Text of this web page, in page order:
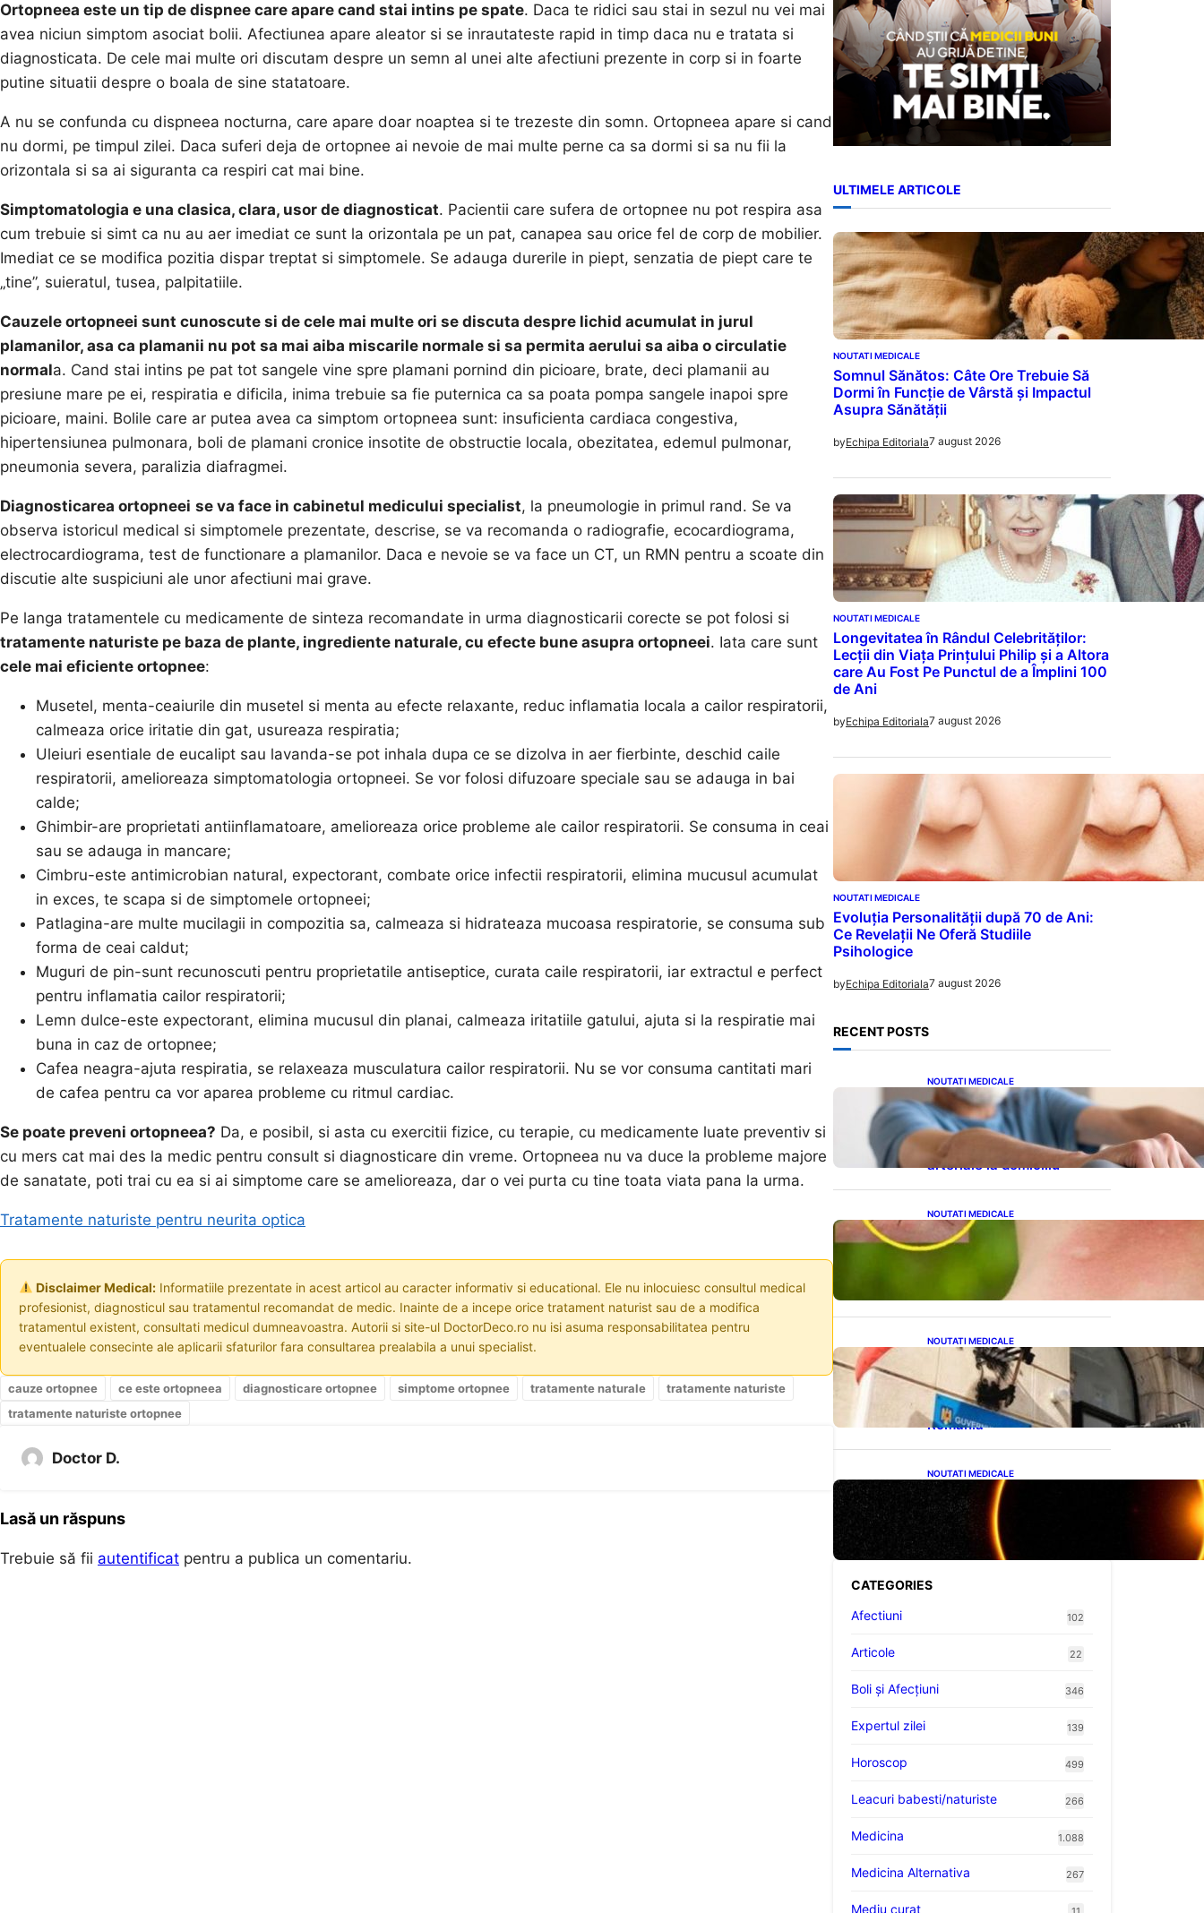
Ortopneea este un tip de dispnee care apare cand stai intins pe spate. Daca te ridici sau stai in sezul nu vei mai
avea niciun simptom asociat bolii. Afectiunea apare aleator si se inrautateste rapid in timp daca nu e tratata si
diagnosticata. De cele mai multe ori discutam despre un semn al unei alte afectiuni prezente in corp si in foarte
putine situatii despre o boala de sine statatoare.
A nu se confunda cu dispneea nocturna, care apare doar noaptea si te trezeste din somn. Ortopneea apare si cand
nu dormi, pe timpul zilei. Daca suferi deja de ortopnee ai nevoie de mai multe perne ca sa dormi si sa nu fii la
orizontala si sa ai siguranta ca respiri cat mai bine.
Simptomatologia e una clasica, clara, usor de diagnosticat. Pacientii care sufera de ortopnee nu pot respira asa
cum trebuie si simt ca nu au aer imediat ce sunt la orizontala pe un pat, canapea sau orice fel de corp de mobilier.
Imediat ce se modifica pozitia dispar treptat si simptomele. Se adauga durerile in piept, senzatia de piept care te
„tine”, suieratul, tusea, palpitatiile.
Cauzele ortopneei sunt cunoscute si de cele mai multe ori se discuta despre lichid acumulat in jurul
plamanilor, asa ca plamanii nu pot sa mai aiba miscarile normale si sa permita aerului sa aiba o circulatie
normala. Cand stai intins pe pat tot sangele vine spre plamani pornind din picioare, brate, deci plamanii au
presiune mare pe ei, respiratia e dificila, inima trebuie sa fie puternica ca sa poata pompa sangele inapoi spre
picioare, maini. Bolile care ar putea avea ca simptom ortopneea sunt: insuficienta cardiaca congestiva,
hipertensiunea pulmonara, boli de plamani cronice insotite de obstructie locala, obezitatea, edemul pulmonar,
pneumonia severa, paralizia diafragmei.
Diagnosticarea ortopneei se va face in cabinetul medicului specialist, la pneumologie in primul rand. Se va
observa istoricul medical si simptomele prezentate, descrise, se va recomanda o radiografie, ecocardiograma,
electrocardiograma, test de functionare a plamanilor. Daca e nevoie se va face un CT, un RMN pentru a scoate din
discutie alte suspiciuni ale unor afectiuni mai grave.
Pe langa tratamentele cu medicamente de sinteza recomandate in urma diagnosticarii corecte se pot folosi si
tratamente naturiste pe baza de plante, ingrediente naturale, cu efecte bune asupra ortopneei. Iata care sunt
cele mai eficiente ortopnee:
Musetel, menta-ceaiurile din musetel si menta au efecte relaxante, reduc inflamatia locala a cailor respiratorii,
calmeaza orice iritatie din gat, usureaza respiratia;
Uleiuri esentiale de eucalipt sau lavanda-se pot inhala dupa ce se dizolva in aer fierbinte, deschid caile
respiratorii, amelioreaza simptomatologia ortopneei. Se vor folosi difuzoare speciale sau se adauga in bai
calde;
Ghimbir-are proprietati antiinflamatoare, amelioreaza orice probleme ale cailor respiratorii. Se consuma in ceai
sau se adauga in mancare;
Cimbru-este antimicrobian natural, expectorant, combate orice infectii respiratorii, elimina mucusul acumulat
in exces, te scapa si de simptomele ortopneei;
Patlagina-are multe mucilagii in compozitia sa, calmeaza si hidrateaza mucoasa respiratorie, se consuma sub
forma de ceai caldut;
Muguri de pin-sunt recunoscuti pentru proprietatile antiseptice, curata caile respiratorii, iar extractul e perfect
pentru inflamatia cailor respiratorii;
Lemn dulce-este expectorant, elimina mucusul din planai, calmeaza iritatiile gatului, ajuta si la respiratie mai
buna in caz de ortopnee;
Cafea neagra-ajuta respiratia, se relaxeaza musculatura cailor respiratorii. Nu se vor consuma cantitati mari
de cafea pentru ca vor aparea probleme cu ritmul cardiac.
Se poate preveni ortopneea? Da, e posibil, si asta cu exercitii fizice, cu terapie, cu medicamente luate preventiv si
cu mers cat mai des la medic pentru consult si diagnosticare din vreme. Ortopneea nu va duce la probleme majore
de sanatate, poti trai cu ea si ai simptome care se amelioreaza, dar o vei purta cu tine toata viata pana la urma.
Tratamente naturiste pentru neurita optica
Disclaimer Medical:Informatiile prezentate in acest articol au caracter informativ si educational. Ele nu inlocuiesc consultul medical
profesionist, diagnosticul sau tratamentul recomandat de medic. Inainte de a incepe orice tratament naturist sau de a modifica
tratamentul existent, consultati medicul dumneavoastra. Autorii si site-ul DoctorDeco.ro nu isi asuma responsabilitatea pentru
eventualele consecinte ale aplicarii sfaturilor fara consultarea prealabila a unui specialist.
cauze ortopnee ce este ortopneea diagnosticare ortopnee simptome ortopnee tratamente naturale
tratamente naturiste
tratamente naturiste ortopnee
Doctor D.
Lasă un răspuns
Trebuie să fii autentificat pentru a publica un comentariu.
ULTIMELE ARTICOLE
NOUTATI MEDICALE
Somnul Sănătos: Câte Ore Trebuie Să
Dormi în Funcție de Vârstă și Impactul
Asupra Sănătății
byEchipa Editoriala7 august 2026
NOUTATI MEDICALE
Longevitatea în Rândul Celebrităților:
Lecții din Viața Prințului Philip și a Altora
care Au Fost Pe Punctul de a Împlini 100
de Ani
byEchipa Editoriala7 august 2026
NOUTATI MEDICALE
Evoluția Personalității după 70 de Ani:
Ce Revelații Ne Oferă Studiile
Psihologice
byEchipa Editoriala7 august 2026
RECENT POSTS
NOUTATI MEDICALE
Îmbunătățirea sănătății
cardiovasculare: Patru
exerciții simple pentru
reducerea tensiunii
arteriale la domiciliu
NOUTATI MEDICALE
Cum bacteriile pielii
influențează atracția
țânțarilor: O nouă viziune
asupra alegerii victimelor
NOUTATI MEDICALE
Investiția Ministerului
Sănătății: 174 de milioane
de lei pentru modernizarea
sistemului sanitar din
România
NOUTATI MEDICALE
Eclipsa de Soare din august
2026: Un Spectacol
Astronomic Pe Cerul
României
CATEGORIES
Afectiuni
102
Articole 22
Boli și Afecțiuni 346
Expertul zilei 139
Horoscop 499
Leacuri babesti/naturiste 266
Medicina 1.088
Medicina Alternativa 267
Mediu curat